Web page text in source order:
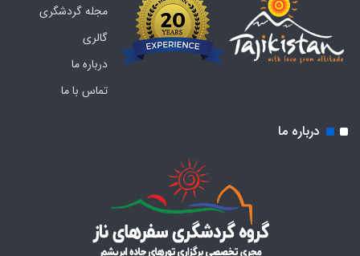
مجله گردشگری
گالری
درباره ما
تماس با ما
درباره ما